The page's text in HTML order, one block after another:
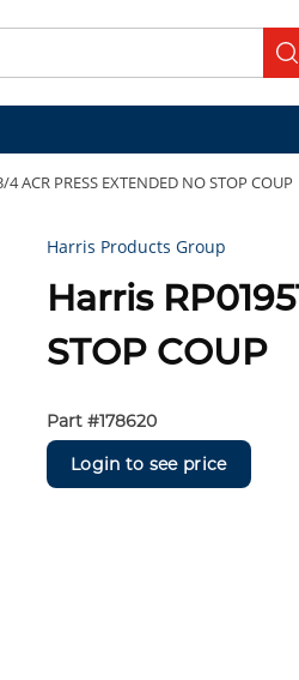
ACR PRESS EXTENDED NO STOP COUP
Harris Products Group
Harris
STOP COUP
Part #178620
Login to see price